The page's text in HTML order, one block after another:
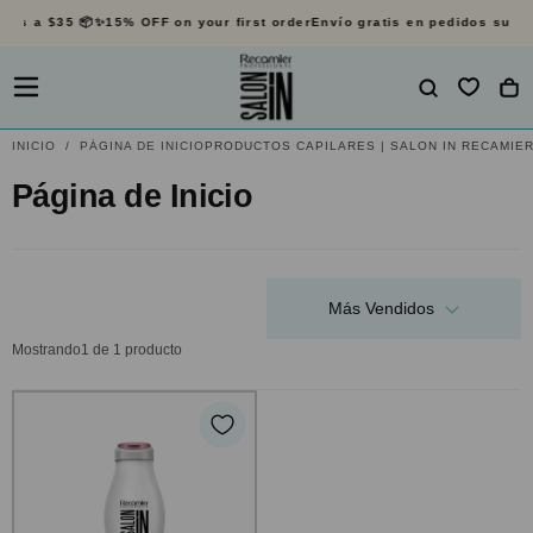
SALTAR
a $35 📦✨15% OFF on your first order Envío gratis en pedidos
INICIO / PÁGINA DE INICIO PRODUCTOS CAPILARES | SALON IN RECAMIER
Página de Inicio
Más Vendidos
Mostrando1 de 1 producto